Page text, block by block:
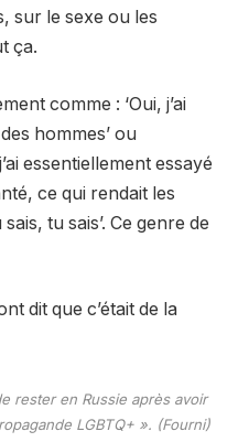
sur le sexe ou les
ça.
comme : ‘Oui, j’ai
hommes’ ou
essentiellement essayé
ce qui rendait les
tu sais’. Ce genre de
dit que c’était de la
rester en Russie après avoir
LGBTQ+ ». (Fourni)